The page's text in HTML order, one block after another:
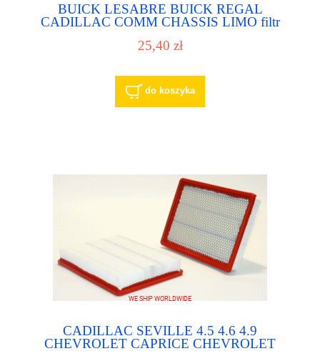
BUICK LESABRE BUICK REGAL
CADILLAC COMM CHASSIS LIMO filtr
25,40 zł
do koszyka
CADILLAC SEVILLE 4.5 4.6 4.9
CHEVROLET CAPRICE CHEVROLET